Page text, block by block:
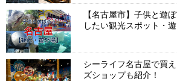
【名古屋市】子供と遊
したい観光スポット・
シーライフ名古屋で買
ズショップも紹介！